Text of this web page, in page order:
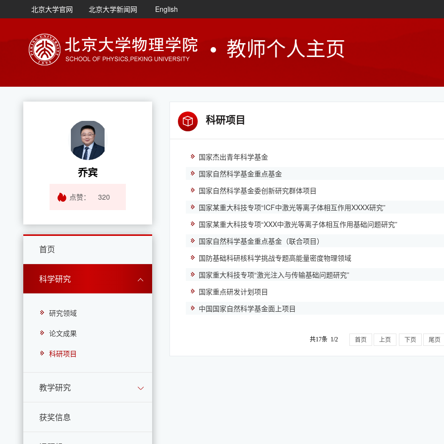
北京大学官网 北京大学新闻网 English
教师个人主页
乔宾
点赞： 320
首页
科学研究
研究领域
论文成果
科研项目
教学研究
获奖信息
科研项目
国家杰出青年科学基金
国家自然科学基金重点基金
国家自然科学基金委创新研究群体项目
国家某重大科技专项“ICF中激光等离子体相互作用XXXX研究”
国家某重大科技专项“XXX中激光等离子体相互作用基础问题研究”
国家自然科学基金重点基金（联合项目）
国防基础科研核科学挑战专题高能量密度物理领域
国家重大科技专项“激光注入与传输基础问题研究”
国家重点研发计划项目
中国国家自然科学基金面上项目
共17条 1/2 首页 上页 下页 尾页